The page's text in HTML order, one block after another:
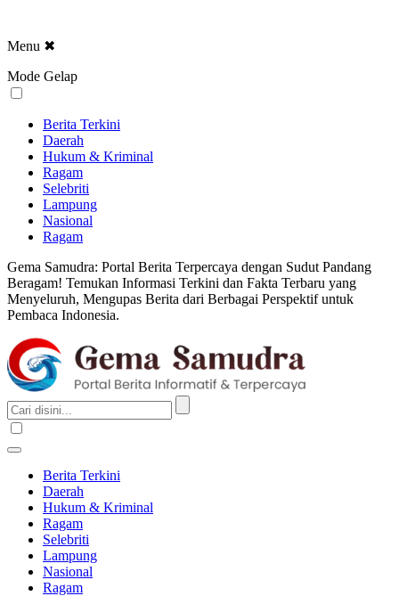
Menu ✖
Mode Gelap
Berita Terkini
Daerah
Hukum & Kriminal
Ragam
Selebriti
Lampung
Nasional
Ragam
Gema Samudra: Portal Berita Terpercaya dengan Sudut Pandang
Beragam! Temukan Informasi Terkini dan Fakta Terbaru yang
Menyeluruh, Mengupas Berita dari Berbagai Perspektif untuk
Pembaca Indonesia.
Berita Terkini
Daerah
Hukum & Kriminal
Ragam
Selebriti
Lampung
Nasional
Ragam